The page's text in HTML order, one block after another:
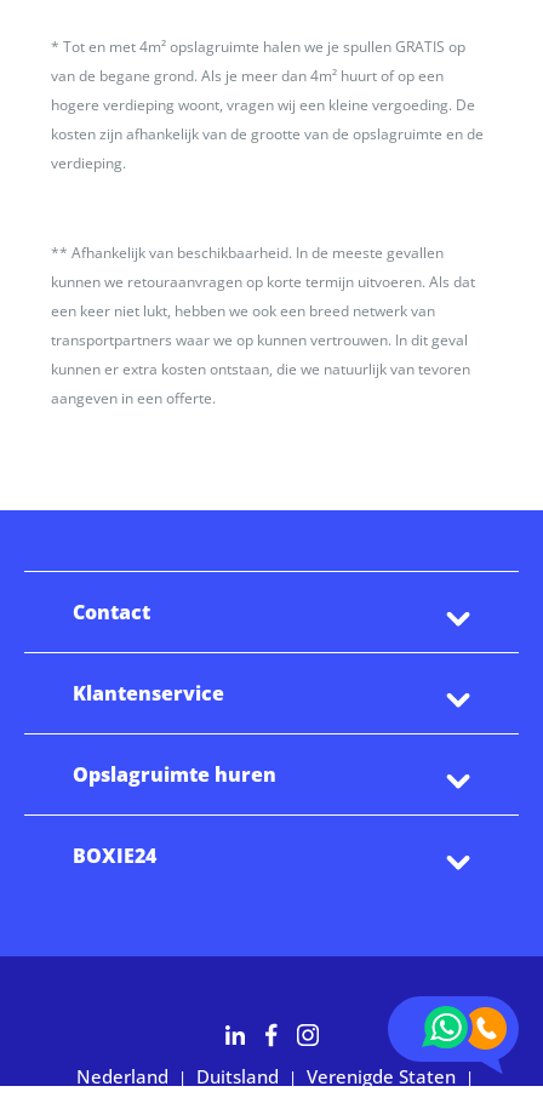
*Tot en met 4m² opslagruimte halen we je spullen GRATIS op
van de begane grond. Als je meer dan 4m² huurt of op een
hogere verdieping woont, vragen wij een kleine vergoeding. De
kosten zijn afhankelijk van de grootte van de opslagruimte en de
verdieping.
**Afhankelijk van beschikbaarheid. In de meeste gevallen
kunnen we retouraanvragen op korte termijn uitvoeren. Als dat
een keer niet lukt, hebben we ook een breed netwerk van
transportpartners waar we op kunnen vertrouwen. In dit geval
kunnen er extra kosten ontstaan, die we natuurlijk van tevoren
aangeven in een offerte.
Contact
Klantenservice
Opslagruimte huren
BOXIE24
Nederland | Duitsland | Verenigde Staten |